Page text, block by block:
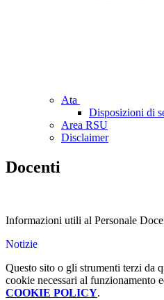
Ata
Disposizioni di
Area RSU
Disclaimer
Docenti
Informazioni utili al Personale
Notizie
Questo sito o gli strumenti terzi da
cookie necessari al funzionamento
COOKIE POLICY.